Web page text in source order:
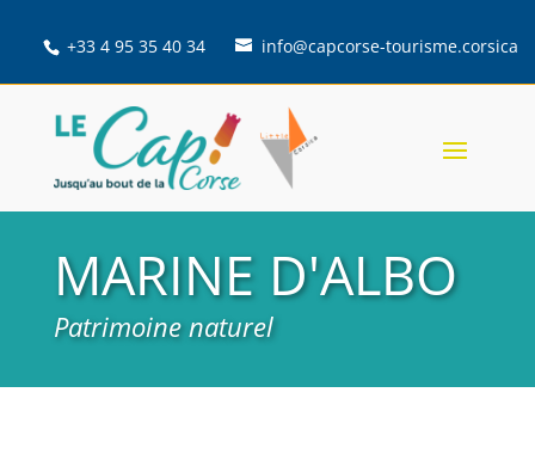
+33 4 95 35 40 34 info@capcorse-tourisme.corsica
MARINE D'ALBO
Patrimoine naturel